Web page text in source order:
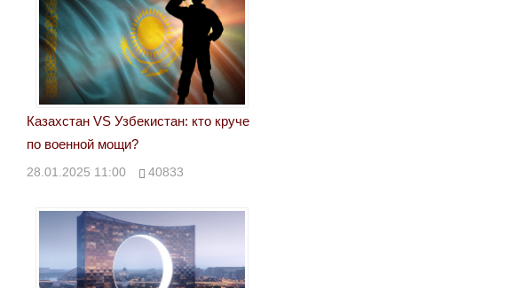
Казахстан VS Узбекистан: кто круче
по военной мощи?
28.01.2025 11:00 40833